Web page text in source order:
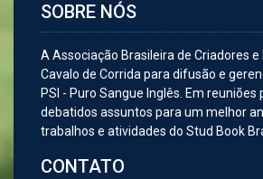
SOBRE NÓS
A Associação Brasileira de Criadores
Cavalo de Corrida para difusão e
PSI - Puro Sangue Inglês. Em reuniões
debatidos assuntos para um melhor
trabalhos e atividades do Stud Book
CONTATO